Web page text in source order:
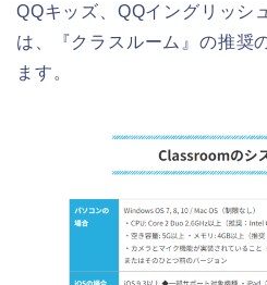
QQキッズ、QQイングリッシ
は、『クラスルーム』の推奨
ます。